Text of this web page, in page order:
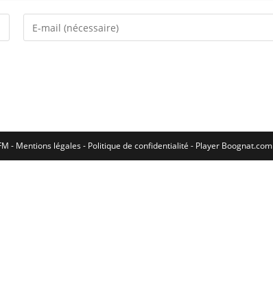
- Mentions légales - Politique de confidentialité - Player Boognat.com